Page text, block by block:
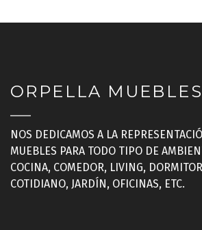
ORPELLA MUEBLES
NOS DEDICAMOS A LA
MUEBLES PARA TODO TIPO DE
COCINA, COMEDOR, LIVING,
COTIDIANO, JARDÍN, OFICINAS, ETC.